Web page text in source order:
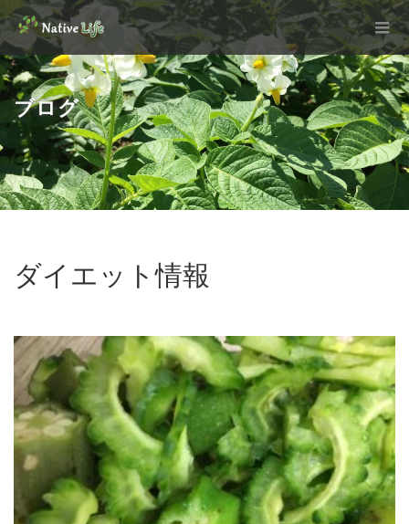
ブログ
ダイエット情報